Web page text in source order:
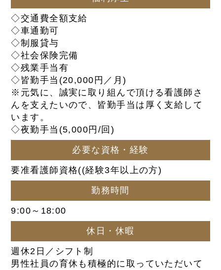
◇交通費全額支給
◇車通勤可
◇制服貸与
◇社会保険完備
◇残業手当有
◇皆勤手当(20,000円／月)
※元気に、誠実に取り組んで頂ける看護師さ
んを支えたいので、皆勤手当は厚く支給して
います。
◇夜勤手当(5,000円/回)
必要な資格・経験
要准看護師資格((経験3年以上の方)
勤務時間
9:00～18:00
休日・休暇
週休2日／シフト制
男性社員の育休も積極的に取っていただいて